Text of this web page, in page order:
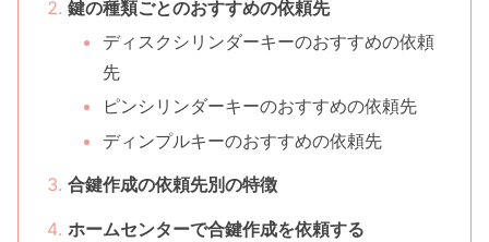
鍵の種類ごとのおすすめの依頼先
ディスクシリンダーキーのおすすめの依頼
先
ピンシリンダーキーのおすすめの依頼先
ディンプルキーのおすすめの依頼先
合鍵作成の依頼先別の特徴
ホームセンターで合鍵作成を依頼する